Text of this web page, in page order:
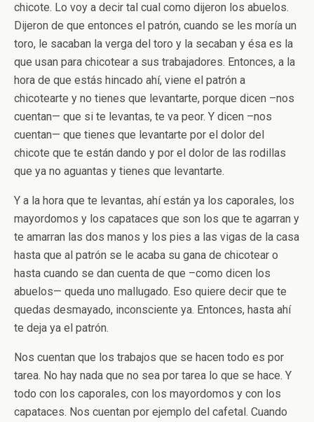
chicote. Lo voy a decir tal cual como dijeron los abuelos.
Dijeron de que entonces el patrón, cuando se les moría un
toro, le sacaban la verga del toro y la secaban y ésa es la
que usan para chicotear a sus trabajadores. Entonces, a la
hora de que estás hincado ahí, viene el patrón a
chicotearte y no tienes que levantarte, porque dicen –nos
cuentan— que si te levantas, te va peor. Y dicen –nos
cuentan— que tienes que levantarte por el dolor del
chicote que te están dando y por el dolor de las rodillas
que ya no aguantas y tienes que levantarte.
Y a la hora que te levantas, ahí están ya los caporales, los
mayordomos y los capataces que son los que te agarran y
te amarran las dos manos y los pies a las vigas de la casa
hasta que al patrón se le acaba su gana de chicotear o
hasta cuando se dan cuenta de que –como dicen los
abuelos— queda uno mallugado. Eso quiere decir que te
quedas desmayado, inconsciente ya. Entonces, hasta ahí
te deja ya el patrón.
Nos cuentan que los trabajos que se hacen todo es por
tarea. No hay nada que no sea por tarea lo que se hace. Y
todo con los caporales, con los mayordomos y con los
capataces. Nos cuentan por ejemplo del cafetal. Cuando